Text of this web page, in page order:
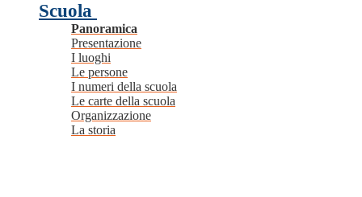
Scuola
Panoramica
Presentazione
I luoghi
Le persone
I numeri della scuola
Le carte della scuola
Organizzazione
La storia